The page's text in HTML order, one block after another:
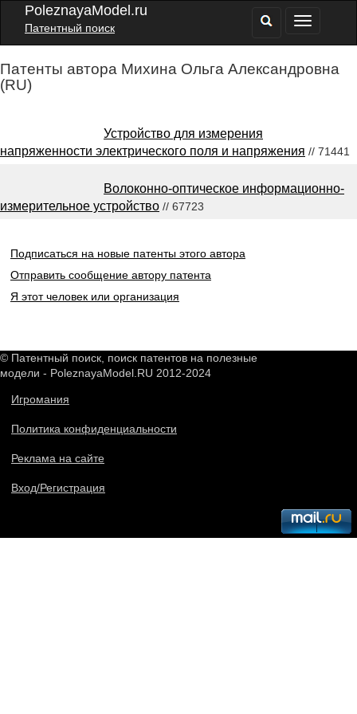
PoleznayaModel.ru
Патентный поиск
Патенты автора Михина Ольга Александровна
(RU)
Устройство для измерения
напряженности электрического поля и напряжения // 71441
Волоконно-оптическое информационно-
измерительное устройство // 67723
Подписаться на новые патенты этого автора
Отправить сообщение автору патента
Я этот человек или организация
© Патентный поиск, поиск патентов на полезные
модели - PoleznayaModel.RU 2012-2024
Игромания
Политика конфиденциальности
Реклама на сайте
Вход/Регистрация